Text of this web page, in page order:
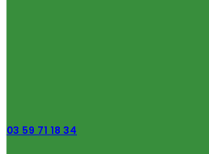
03 59 71 18 34